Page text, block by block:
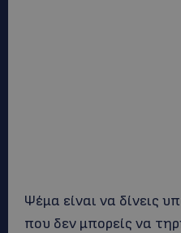
Ψέμα είναι να δίνεις
που δεν μπορείς να